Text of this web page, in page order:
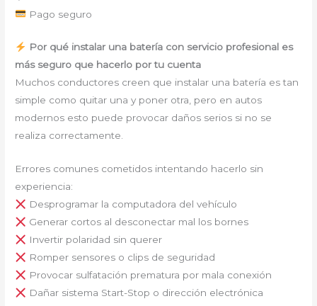
Pago seguro
Por qué instalar una batería con servicio profesional es
más seguro que hacerlo por tu cuenta
Muchos conductores creen que instalar una batería es tan
simple como quitar una y poner otra, pero en autos
modernos esto puede provocar daños serios si no se
realiza correctamente.
Errores comunes cometidos intentando hacerlo sin
experiencia:
Desprogramar la computadora del vehículo
Generar cortos al desconectar mal los bornes
Invertir polaridad sin querer
Romper sensores o clips de seguridad
Provocar sulfatación prematura por mala conexión
Dañar sistema Start-Stop o dirección electrónica